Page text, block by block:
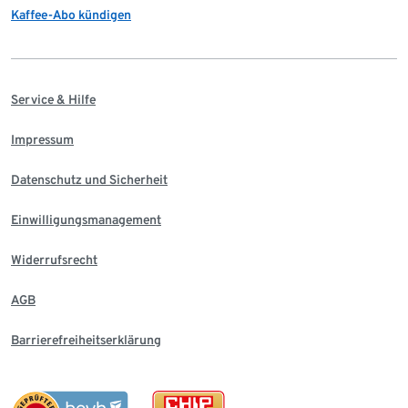
Kaffee-Abo kündigen
Service & Hilfe
Impressum
Datenschutz und Sicherheit
Einwilligungsmanagement
Widerrufsrecht
AGB
Barrierefreiheitserklärung